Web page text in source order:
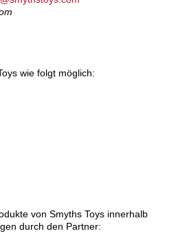
wie folgt möglich:
von Smyths Toys innerhalb
durch den Partner: